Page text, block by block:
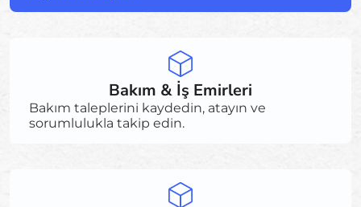
Bakım & İş Emirleri
Bakım taleplerini kaydedin, atayın ve
sorumlulukla takip edin.